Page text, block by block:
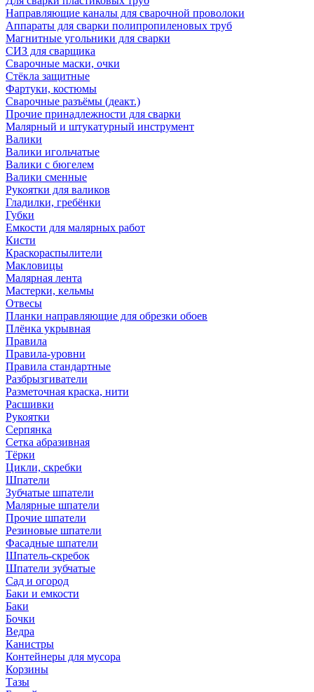
Направляющие каналы для сварочной проволоки
Аппараты для сварки полипропиленовых труб
Магнитные угольники для сварки
СИЗ для сварщика
Сварочные маски, очки
Стёкла защитные
Фартуки, костюмы
Сварочные разъёмы (деакт.)
Прочие принадлежности для сварки
Малярный и штукатурный инструмент
Валики
Валики игольчатые
Валики с бюгелем
Валики сменные
Рукоятки для валиков
Гладилки, гребёнки
Губки
Емкости для малярных работ
Кисти
Краскораспылители
Макловицы
Малярная лента
Мастерки, кельмы
Отвесы
Планки направляющие для обрезки обоев
Плёнка укрывная
Правила
Правила-уровни
Правила стандартные
Разбрызгиватели
Разметочная краска, нити
Расшивки
Рукоятки
Серпянка
Сетка абразивная
Тёрки
Цикли, скребки
Шпатели
Зубчатые шпатели
Малярные шпатели
Прочие шпатели
Резиновые шпатели
Фасадные шпатели
Шпатель-скребок
Шпатели зубчатые
Сад и огород
Баки и емкости
Баки
Бочки
Ведра
Канистры
Контейнеры для мусора
Корзины
Тазы